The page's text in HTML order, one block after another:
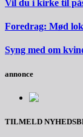
Vil du i kirke til
Foredrag: Mød
Syng med om
annonce
TILMELD